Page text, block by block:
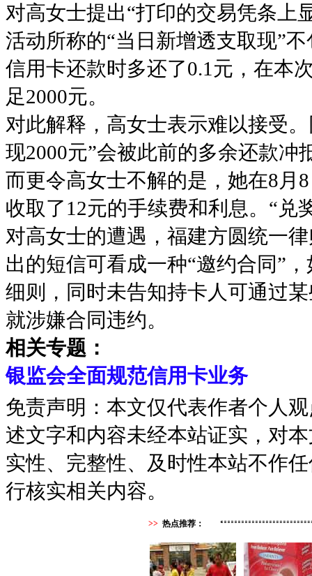
对高女士提出“打印的交易凭条上
活动所称的“当日新增透支取现”
信用卡还款时多还了0.1元，在本
足2000元。
对此解释，高女士表示难以接受
现2000元”会被此前的多余还款
而更令高女士不解的是，她在8月
收取了12元的手续费和利息。“兑
对高女士的遭遇，福建方圆统一
出的短信可看成一种“邀约合同”
细则，同时未告知持卡人可通过
就涉嫌合同违约。
相关专题：
银监会全面规范信用卡业务
免责声明：本文仅代表作者个人
述文字和内容未经本站证实，对
实性、完整性、及时性本站不作
行核实相关内容。
>> 热点推荐：